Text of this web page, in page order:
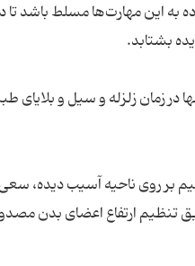
به این مهارت‌ها مسلط باشد
در زمان زلزله و سیل و بلایای
بر روی ناحیه آسیب دیده،